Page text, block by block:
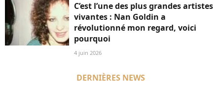
C’est l’une des plus grandes artistes
vivantes : Nan Goldin a
révolutionné mon regard, voici
pourquoi
4 juin 2026
DERNIÈRES NEWS